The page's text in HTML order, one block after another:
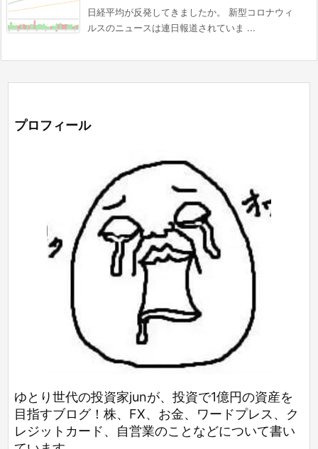
日経平均が反発してきましたか。 新型コロナウィ
ルスのニュースは連日報道されていま ...
プロフィール
ゆとり世代の投資家junが、投資で1億円の資産を
目指すブログ！株、FX、お金、ワードプレス、ク
レジットカード、自営業のことなどについて書い